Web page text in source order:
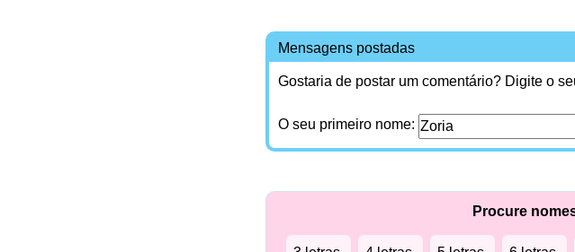
Mensagens postadas
Gostaria de postar um comentário? Digite o
O seu primeiro nome:
Procure